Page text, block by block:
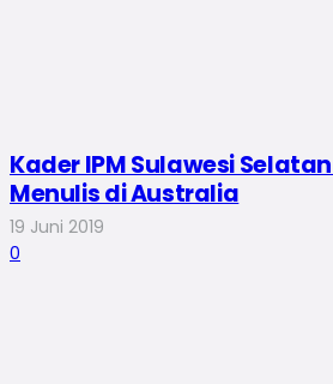
Kader IPM Sulawesi
Menulis di Australia
19 Juni 2019
0